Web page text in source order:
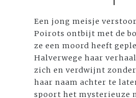
Een jong meisje
Poirots ontbijt met de
ze een moord heeft
Halverwege haar
zich en verdwijnt
haar naam achter te
spoort het mysterieuze